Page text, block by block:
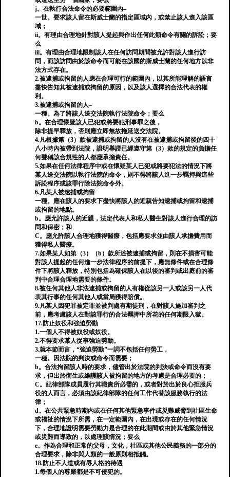
j。在執行合法命令的必要範圍內–
一世。要求該人留在斯威士蘭的指定區域內，或禁止該人進入該區
域；
ii。有理由合理地針對該人提起與作出任何此類命令有關的訴訟；要
么
iii。有理由合理地限制該人在任何訪問期間被允許對該人進行訪
問，而該訪問由於該命令而可能在該國的斯威士蘭的任何地方以非
法方式存在。
2.被逮捕或拘留的人應在合理可行的範圍內，以其所能理解的語言
盡快告知其被逮捕或拘留的原因，以及該人選擇的合法代表的權
利。
3.被逮捕或拘留的人–
一種。為了將該人送交法院執行法院命令；要么
b。在合理懷疑該人已犯或將要犯刑事罪之後，
除非提早釋放，否則應立即無故拖延送交法院。
4.凡根據第（3）款被逮捕或拘留的人沒有在被逮捕或拘留後的四十
八小時內被帶到法院，證明舉證已經遵守第（3）款的規定的負擔任
何聲稱該合規性的人都應承擔責任。
5.如果在任何法律程序中或在懷疑某人已犯或將要犯法的情況下將
某人送交法院以執行法院的命令，則不得將該人進一步羈押與這些
訴訟程序或該罪行除法院命令外。
6.凡某人被逮捕或拘留-
一種。應在該人的要求下盡快將該人的近親告知逮捕或拘留和逮捕
或拘留的地點。
b。應允許該人的近親，法定代表人和私人醫生對該人進行合理的訪
問和保密；和
C。應允許該人合理地獲得醫療，包括應要求並由該人承擔費用而
獲得私人醫療。
7.如果某人如第（3）（b）款所述被逮捕或拘留，則在不損害可能
對該人提起的任何進一步法律程序的前提下，應無條件或在合理條
件下將該人釋放，特別包括為確保該人在以後的審判或出庭前的審
判中合理合理地需要的條件。
8.被任何其他人非法逮捕或拘留的人有權從該另一人或該另一人代
表其行事的任何其他人或當局獲得賠償。
9.凡某人因犯罪被定罪並被判處有期徒刑，在對該人施加審判之
前，應考慮該人在對該罪行的合法羈押中所花的任何期限入獄。
17.防止奴役和強迫勞動
1.一個人不得被奴役或奴役。
2.不得要求某人從事強迫勞動。
3.就本節而言，“強迫勞動”一詞不包括任何勞工，
一種。因法院的判決或命令而需要；
b。合法拘留該人時的要求，儘管出於法院的判決或命令而沒有要
求，但出於衛生或維護該人被拘留的地方的考慮是合理必要的；
C。紀律部隊成員履行其職責所必需的，或者對於出於良心拒服兵
役的人而言，必須由該紀律部隊的任何工作代替該服務執行的法
律；
d。在公共緊急時期內或在任何其他緊急事件或災難威脅到社區生命
或福祉的情況下所需，在一定範圍內，在出現或存在的任何情況
下，合理地證明需要勞動力是合理的在此期間或由於其他緊急情況
或災難而導致的，以處理該情況；要么
e。作為合理和正常的父母，文化，社區或其他公民義務的一部分的
合理要求，除非與人類的一般原則相抵觸。
18.防止不人道或有辱人格的待遇
1.每個人的尊嚴都是不可侵犯的。